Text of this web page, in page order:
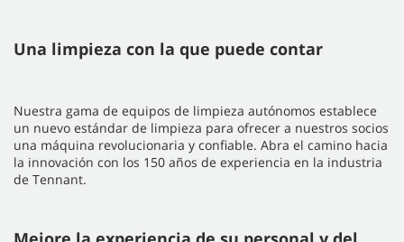
Una limpieza con la que puede contar
Nuestra gama de equipos de limpieza autónomos establece
un nuevo estándar de limpieza para ofrecer a nuestros socios
una máquina revolucionaria y confiable. Abra el camino hacia
la innovación con los 150 años de experiencia en la industria
de Tennant.